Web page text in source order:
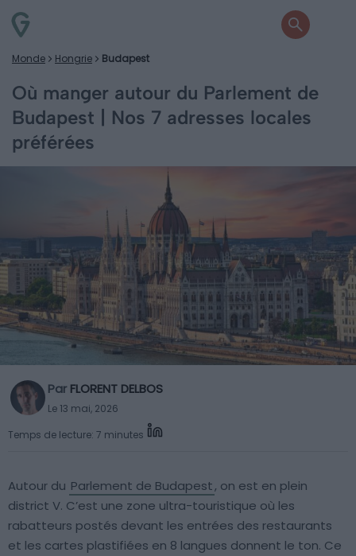
Monde Hongrie Budapest
Où manger autour du Parlement de
Budapest | Nos 7 adresses locales
préférées
Par FLORENT DELBOS
Le 13 mai, 2026
Temps de lecture: 7 minutes
Autour du Parlement de Budapest, on est en plein
district V. C’est une zone ultra-touristique où les
rabatteurs postés devant les entrées des restaurants
et les cartes plastifiées en 8 langues donnent le ton. Ce